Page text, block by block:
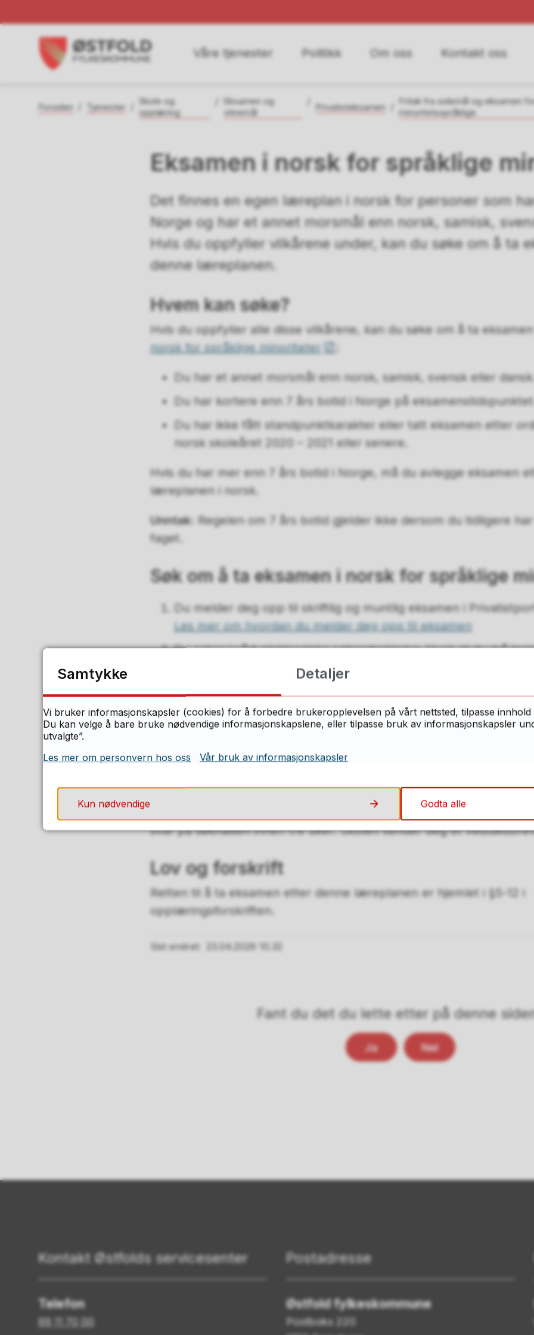
Våre tjenester Politikk Om oss Kontakt oss
Du
erForsiden Tjenester
Skole og
opplæring
Eksamen og
vitnemål
Privatisteksamen
Fritak fra sidemål og eksamen
minoritetsspråklige
Eksamen i norsk for språklige
Det finnes en egen læreplan i norsk for personer som
Norge og har et annet morsmål enn norsk, samisk,
Hvis du oppfyller vilkårene under, kan du søke om å ta
denne læreplanen.
Hvem kan søke?
Hvis du oppfyller alle disse vilkårene, kan du søke om å ta
norsk for språklige minoriteter
Du har et annet morsmål enn norsk, samisk, svensk eller dansk.
Du har kortere enn 7 års botid i Norge på eksamenstidspunktet.
Du har ikke fått standpunktkarakter eller tatt eksamen etter
norsk skoleåret 2020 – 2021 eller senere.
Hvis du har mer enn 7 års botid i Norge, må du avlegge eksamen
læreplanen i norsk.
Unntak: Regelen om 7 års botid gjelder ikke dersom du tidligere har
faget.
Søk om å ta eksamen i norsk for språklige
Du melder deg opp til skriftlig og muntlig eksamen i
Les mer om hvordan du melder deg opp til eksamen
Du søker i vårt elektroniske søknadsskjema. Husk at du må
ved dokumentasjon på at du har kortere enn 7 års botid eller
tidligere. Både søknad og dokumentasjon må sendes inn
oppmeldingsfristen.
Søknaden går til skolen som du fyller inn i
Svar på søknaden
Det er skolen du fyller inn i skjemaet som skal behandle søknaden
svar på søknaden innen tre uker. Skolen sender deg et
Lov og forskrift
Retten til å ta eksamen etter denne læreplanen er hjemlet i §5-12 i
opplæringsforskriften.
Sist endret 23.04.2026 10.32
Fant du det du lette etter på denne
Ja Nei
Kontakt Østfolds servicesenter
Telefon
69 11 70 00
Postadresse
Østfold fylkeskommune
Postboks 220
Samtykke Detaljer
Vi bruker informasjonskapsler (cookies) for å forbedre brukeropplevelsen på vårt nettsted, tilpasse
Du kan velge å bare bruke nødvendige informasjonskapslene, eller tilpasse bruk av informasjonskapsler
utvalgte”.
Les mer om personvern hos oss
Vår bruk av informasjonskapsler
Kun nødvendige Godta alle